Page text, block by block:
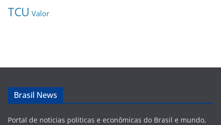
TCU Valor
Brasil News
Portal de noticias politicas e econômicas do Brasil e mundo,